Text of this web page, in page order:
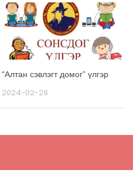
“Алтан сэвлэгт домог” үлгэр
2024-02-28